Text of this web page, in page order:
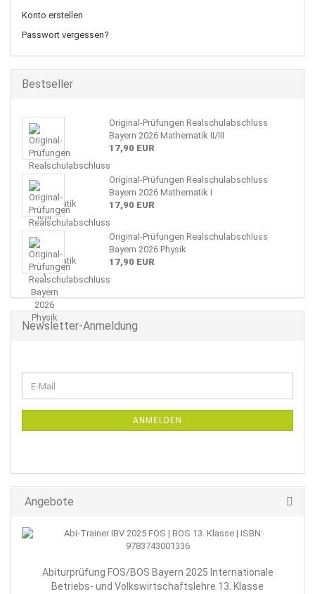
Konto erstellen
Passwort vergessen?
Bestseller
Original-Prüfungen Realschulabschluss
Bayern 2026 Mathematik II/III
17,90 EUR
Original-Prüfungen Realschulabschluss
Bayern 2026 Mathematik I
17,90 EUR
Original-Prüfungen Realschulabschluss
Bayern 2026 Physik
17,90 EUR
Newsletter-Anmeldung
ZUR
E-
Mail
ANMELDEN
Angebote
Abiturprüfung FOS/BOS Bayern 2025 Internationale
Betriebs- und Volkswirtschaftslehre 13. Klasse